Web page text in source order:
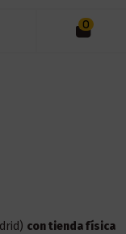
0
con tienda física